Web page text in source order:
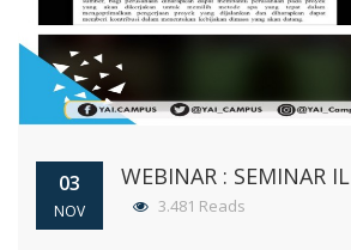
03
NOV
WEBINAR : SEMINAR
3.481 Reads